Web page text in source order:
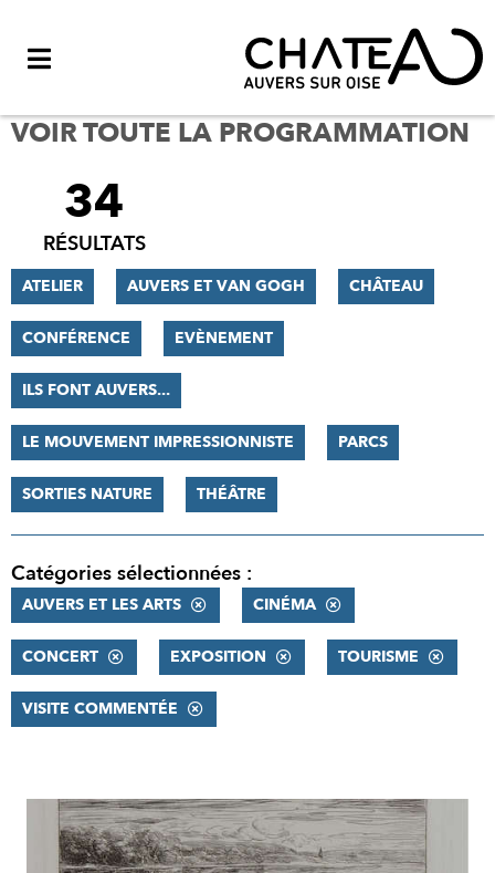
VOIR TOUTE LA PROGRAMMATION
FILTRER
RÉSULTATS
34
RÉSULTATS
ATELIER AUVERS ET VAN GOGH CHÂTEAU
CONFÉRENCE EVÈNEMENT
ILS FONT AUVERS...
LE MOUVEMENT IMPRESSIONNISTE PARCS
SORTIES NATURE THÉÂTRE
Catégories sélectionnées :
AUVERS ET LES ARTS CINÉMA
CONCERT EXPOSITION TOURISME
VISITE COMMENTÉE
RÉSULTATS